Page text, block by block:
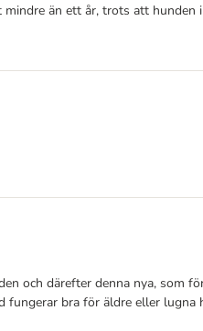
än ett år, trots att hunden
och därefter denna nya, som
bra för äldre eller